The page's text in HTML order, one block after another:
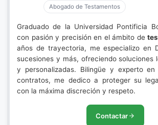
Abogado de Testamentos
Graduado de la Universidad Pontificia
con pasión y precisión en el ámbito de
años de trayectoria, me especializo en
sucesiones y más, ofreciendo soluciones
y personalizadas. Bilingüe y experto
contratos, me dedico a proteger su
con la máxima discreción y respeto.
Contactar